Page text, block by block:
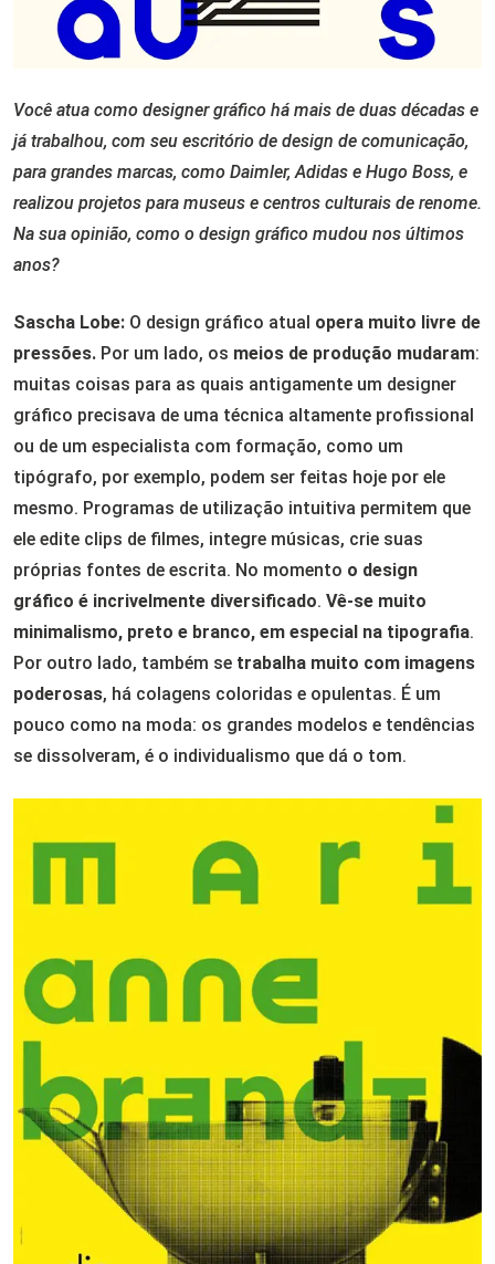
Você atua como designer gráfico há mais de duas décadas e
já trabalhou, com seu escritório de design de comunicação,
para grandes marcas, como Daimler, Adidas e Hugo Boss, e
realizou projetos para museus e centros culturais de renome.
Na sua opinião, como o design gráfico mudou nos últimos
anos?
Sascha Lobe: O design gráfico atual opera muito livre de
pressões. Por um lado, os meios de produção mudaram:
muitas coisas para as quais antigamente um designer
gráfico precisava de uma técnica altamente profissional
ou de um especialista com formação, como um
tipógrafo, por exemplo, podem ser feitas hoje por ele
mesmo. Programas de utilização intuitiva permitem que
ele edite clips de filmes, integre músicas, crie suas
próprias fontes de escrita. No momento o design
gráfico é incrivelmente diversificado. Vê-se muito
minimalismo, preto e branco, em especial na tipografia.
Por outro lado, também se trabalha muito com imagens
poderosas, há colagens coloridas e opulentas. É um
pouco como na moda: os grandes modelos e tendências
se dissolveram, é o individualismo que dá o tom.